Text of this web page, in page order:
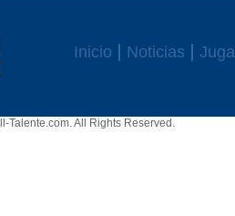
Inicio Noticias
Talente.com. All Rights Reserved.